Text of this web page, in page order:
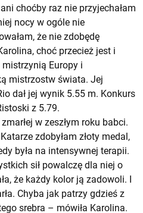
choćby raz nie przyjechałam
nocy w ogóle nie
że nie zdobędę
choć przecież jest i
Europy i
mistrzostw świata. Jej
dał jej wynik 5.55 m. Konkurs
z 5.79.
w zeszłym roku babci.
zdobyłam złoty medal,
była na intensywnej terapii.
sił powalczę dla niej o
że każdy kolor ją zadowoli. I
Chyba jak patrzy gdzieś z
srebra – mówiła Karolina.